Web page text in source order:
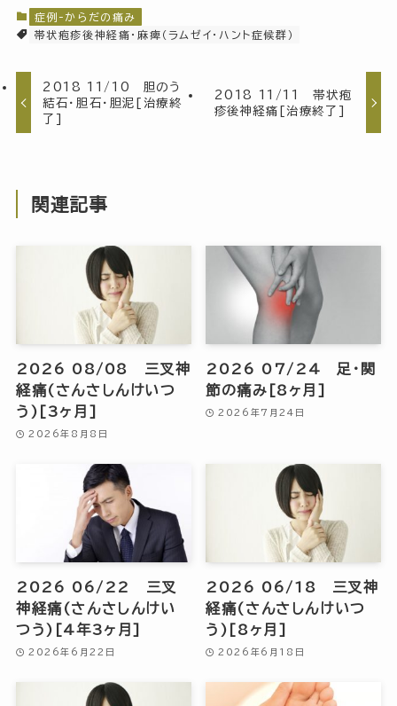
症例-からだの痛み
帯状疱疹後神経痛・麻痺（ラムゼイ・ハント症候群）
2018 11/10 胆のう
結石・胆石・胆泥[治療終
了]
2018 11/11 帯状疱
疹後神経痛[治療終了]
関連記事
2026 08/08 三叉神
経痛(さんさしんけいつ
う)[3ヶ月]
2026年8月8日
2026 07/24 足・関
節の痛み[8ヶ月]
2026年7月24日
2026 06/22 三叉
神経痛(さんさしんけい
つう)[4年3ヶ月]
2026年6月22日
2026 06/18 三叉神
経痛(さんさしんけいつ
う)[8ヶ月]
2026年6月18日